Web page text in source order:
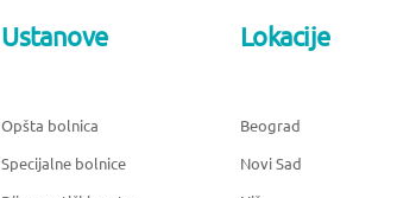
Ustanove
Opšta bolnica
Specijalne bolnice
Lokacije
Beograd
Novi Sad